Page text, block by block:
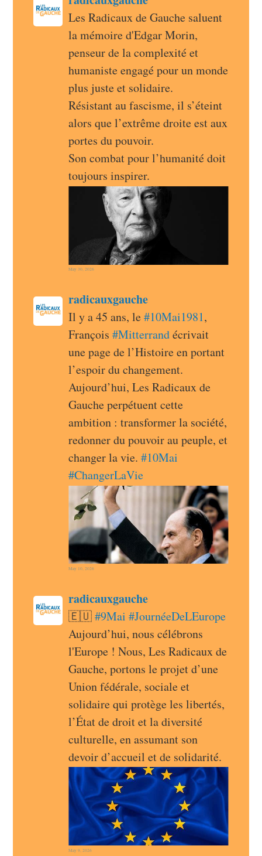
radicauxgauche avatar
Les Radicaux de Gauche saluent
la mémoire d'Edgar Morin,
penseur de la complexité et
humaniste engagé pour un monde
plus juste et solidaire.
Résistant au fascisme, il s’éteint
alors que l’extrême droite est aux
portes du pouvoir.
Son combat pour l’humanité doit
toujours inspirer.
May 30, 2026
radicauxgauche avatar
radicauxgauchepost
Il y a 45 ans, le #10Mai1981,
François #Mitterrand écrivait
une page de l’Histoire en portant
l’espoir du changement.
Aujourd’hui, Les Radicaux de
Gauche perpétuent cette
ambition : transformer la société,
redonner du pouvoir au peuple, et
changer la vie. #10Mai
#ChangerLaVie
May 10, 2026
radicauxgauche avatar
radicauxgauchepost
🇪🇺 #9Mai #JournéeDeLEurope
Aujourd’hui, nous célébrons
l'Europe ! Nous, Les Radicaux de
Gauche, portons le projet d’une
Union fédérale, sociale et
solidaire qui protège les libertés,
l’État de droit et la diversité
culturelle, en assumant son
devoir d’accueil et de solidarité.
May 9, 2026